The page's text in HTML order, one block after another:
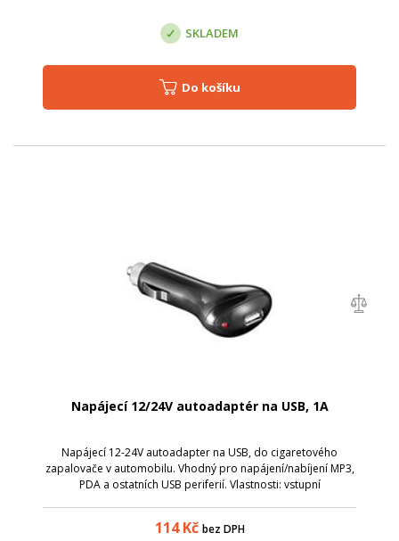
SKLADEM
Do košíku
Napájecí 12/24V autoadaptér na USB, 1A
Napájecí 12-24V autoadapter na USB, do cigaretového
zapalovače v automobilu. Vhodný pro napájení/nabíjení MP3,
PDA a ostatních USB periferií. Vlastnosti: vstupní
114Kč bez DPH